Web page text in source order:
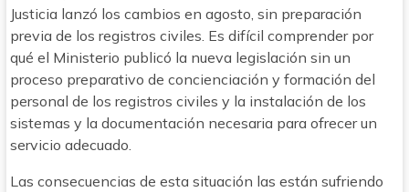
Justicia lanzó los cambios en agosto, sin preparación
previa de los registros civiles. Es difícil comprender por
qué el Ministerio publicó la nueva legislación sin un
proceso preparativo de concienciación y formación del
personal de los registros civiles y la instalación de los
sistemas y la documentación necesaria para ofrecer un
servicio adecuado.
Las consecuencias de esta situación las están sufriendo